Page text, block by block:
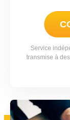
Service
transmise à